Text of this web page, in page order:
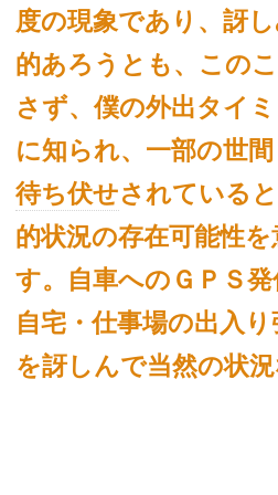
度の現象であり、訝
的あろうとも、このこ
さず、僕の外出タイ
に知られ、一部の世
待ち伏せされている
的状況の存在可能性
す。自車へのＧＰＳ発
自宅・仕事場の出入
を訝しんで当然の状況